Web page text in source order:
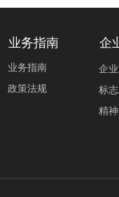
业务指南
业务指南
政策法规
企
企
标
精